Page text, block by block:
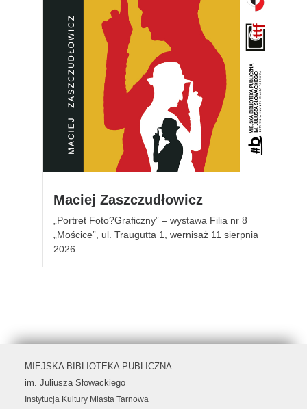
Maciej Zaszczudłowicz
„Portret Foto?Graficzny” – wystawa Filia nr 8
„Mościce”, ul. Traugutta 1, wernisaż 11 sierpnia
2026…
MIEJSKA BIBLIOTEKA PUBLICZNA
im. Juliusza Słowackiego
Instytucja Kultury Miasta Tarnowa